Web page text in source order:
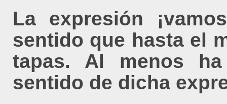
La expresión
sentido que hasta el
tapas. Al menos
sentido de dicha